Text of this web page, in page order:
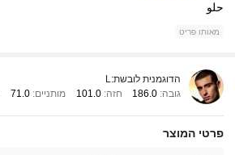
حلو
מאותו פריט
הדוגמנית לובשת: L
גובה: 186.0 חזה:101.0 מותניים: 71.0
פרטי המוצר